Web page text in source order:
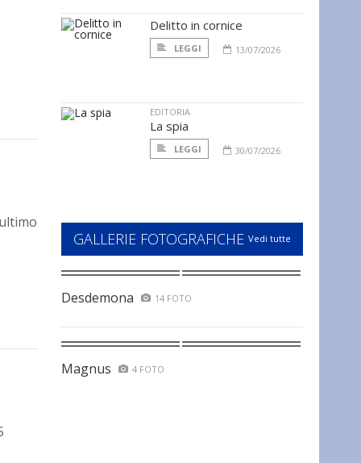
Delitto in cornice
LEGGI 13/07/2026
EDITORIA
La spia
LEGGI 30/07/2026
GALLERIE FOTOGRAFICHE Vedi tutte
Desdemona 14 FOTO
Magnus 4 FOTO